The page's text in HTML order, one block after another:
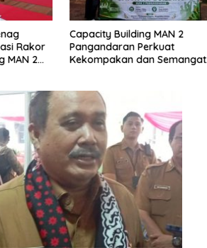
Rakor
MAN 2
Capacity Building MAN 2
Pangandaran Perkuat
Kekompakan dan Semangat